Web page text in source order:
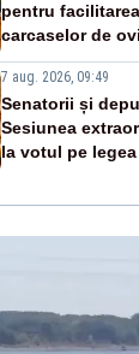
pentru
carcaselor de
7 aug. 2026, 09:49
Senatorii și
Sesiunea
la votul pe